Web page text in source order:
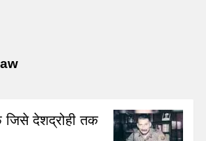
जिसे देशद्रोही तक